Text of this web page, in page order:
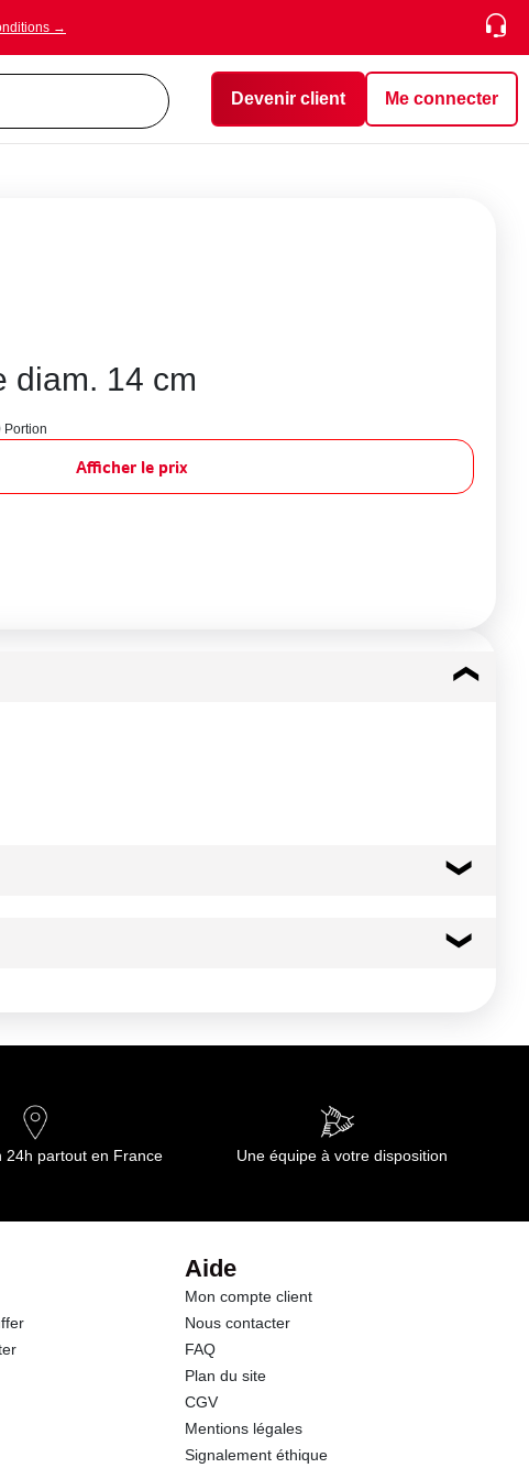
→
Devenir client Me connecter
diam. 14 cm
Portion
Afficher le prix
24h partout en France Une équipe à votre disposition
Aide
Mon compte client
Nous contacter
FAQ
Plan du site
CGV
Mentions légales
Signalement éthique